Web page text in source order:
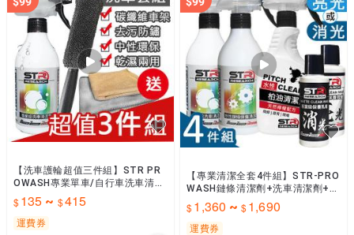
【洗車護輪超值三件組】STR PR
OWASH專業單車/自行車洗車清潔
劑+雙層輪框刷『送』抗靜電布▶
乾濕兩用▶碳纖維輪組可
135 ~ 415
運費券
【專業清潔全套4件組】STR-PRO
WASH鏈條清潔劑+洗車清潔劑+柏
油清潔劑+專業消光/亮光保養乳蠟
＊清潔保養一次搞定
1,360 ~ 1,690
運費券